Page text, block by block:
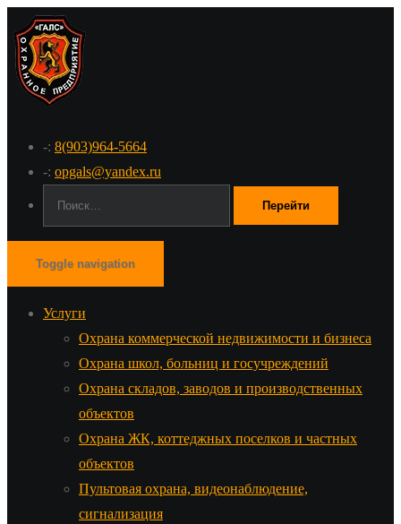
-: 8(903)964-5664
-: opgals@yandex.ru
Toggle navigation
Услуги
Охрана коммерческой недвижимости и бизнеса
Охрана школ, больниц и госучреждений
Охрана складов, заводов и производственных
объектов
Охрана ЖК, коттеджных поселков и частных
объектов
Пультовая охрана, видеонаблюдение,
сигнализация